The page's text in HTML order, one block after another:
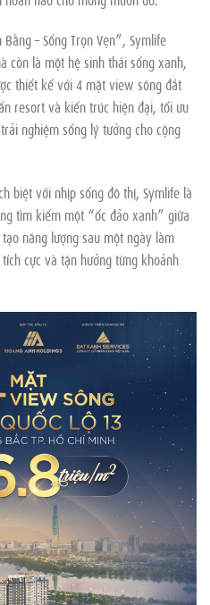
– Sống Trọn Vẹn”, Symlife
còn là một hệ sinh thái sống xanh,
thiết kế với 4 mặt view sông đắt
resort và kiến trúc hiện đại, tối ưu
nghiệm sống lý tưởng cho cộng
biệt với nhịp sống đô thị, Symlife là
tìm kiếm một “ốc đảo xanh” giữa
năng lượng sau một ngày làm
cực và tận hưởng từng khoảnh